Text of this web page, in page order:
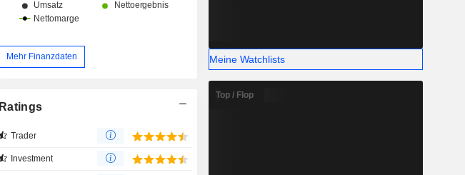
Mehr Finanzdaten
Ratings
Trader
Investment
Meine Watchlists
Top / Flop